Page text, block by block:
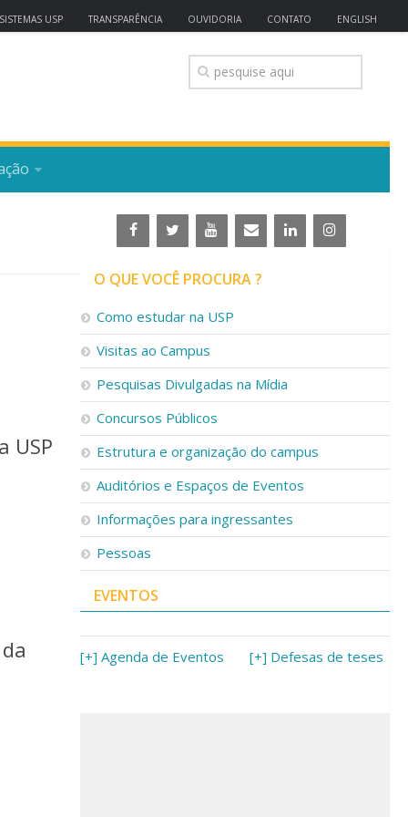
SISTEMAS USP TRANSPARÊNCIA OUVIDORIA CONTATO ENGLISH
USP
O QUE VOCÊ PROCURA ?
Como estudar na USP
Visitas ao Campus
Pesquisas Divulgadas na Mídia
Concursos Públicos
Estrutura e organização do campus
Auditórios e Espaços de Eventos
Informações para ingressantes
Pessoas
EVENTOS
[+] Agenda de Eventos [+] Defesas de teses